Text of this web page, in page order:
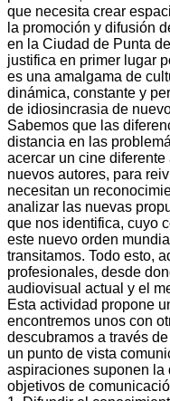
que necesita crear
la promoción y difusión
en la Ciudad de Punta
justifica en primer lugar
es una amalgama de
dinámica, constante y
de idiosincrasia de
Sabemos que las
distancia en las
acercar un cine
nuevos autores, para
necesitan un
analizar las nuevas
que nos identifica, cuyo
este nuevo orden
transitamos. Todo esto,
profesionales, desde
audiovisual actual y el
Esta actividad propone
encontremos unos con
descubramos a través
un punto de vista
aspiraciones suponen
objetivos de